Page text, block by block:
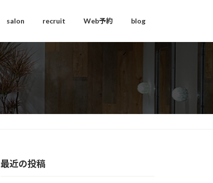
salon recruit Web予約 blog
最近の投稿